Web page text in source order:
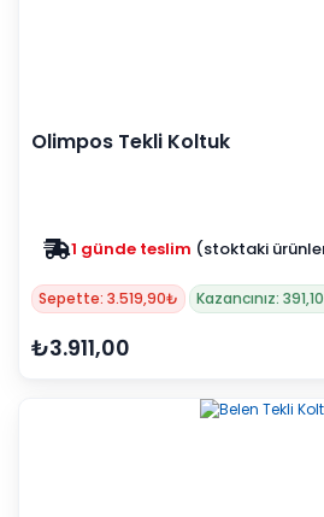
Olimpos Tekli Koltuk
1 günde teslim
(stoktaki
Zam yok 2025 fiyatları devam
Sepette: 3.519,90₺ Kazancınız:
₺3.911,00